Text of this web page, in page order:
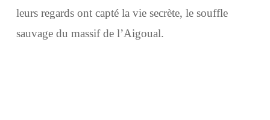
leurs regards ont capté la vie secrète, le souffle
sauvage du massif de l’Aigoual.